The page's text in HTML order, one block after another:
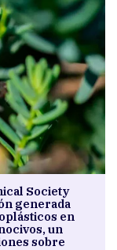
Society
generada
en
un
sobre